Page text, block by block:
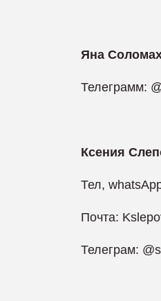
Яна
Телеграмм:
Ксения
Тел,
Почта:
Телеграм: